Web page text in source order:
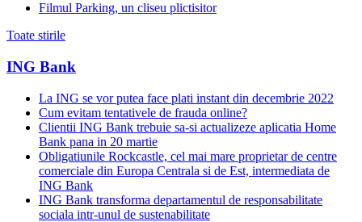
Filmul Parking, un cliseu plictisitor
Toate stirile
ING Bank
La ING se vor putea face plati instant din decembrie 2022
Cum evitam tentativele de frauda online?
Clientii ING Bank trebuie sa-si actualizeze aplicatia Home
Bank pana in 20 martie
Obligatiunile Rockcastle, cel mai mare proprietar de centre
comerciale din Europa Centrala si de Est, intermediata de
ING Bank
ING Bank transforma departamentul de responsabilitate
sociala intr-unul de sustenabilitate